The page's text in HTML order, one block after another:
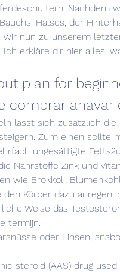
Nachdem
Halses, der
wir nun zu unserem
erkläre dir hier alles,
plan for
comprar anavar
lässt sich zusätzlich die
Zum einen sollte
ungesättigte
Nährstoffe Zink und
wie Brokkoli,
Körper dazu
Weise das
termijn.
oder Linsen,
steroid (AAS) drug